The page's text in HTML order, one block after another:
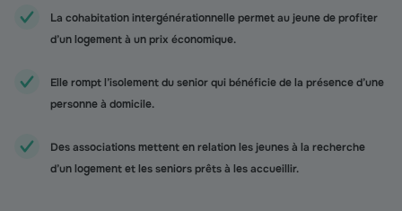
La cohabitation intergénérationnelle permet au jeune de profiter
d’un logement à un prix économique.
Elle rompt l’isolement du senior qui bénéficie de la présence d’une
personne à domicile.
Des associations mettent en relation les jeunes à la recherche
d’un logement et les seniors prêts à les accueillir.